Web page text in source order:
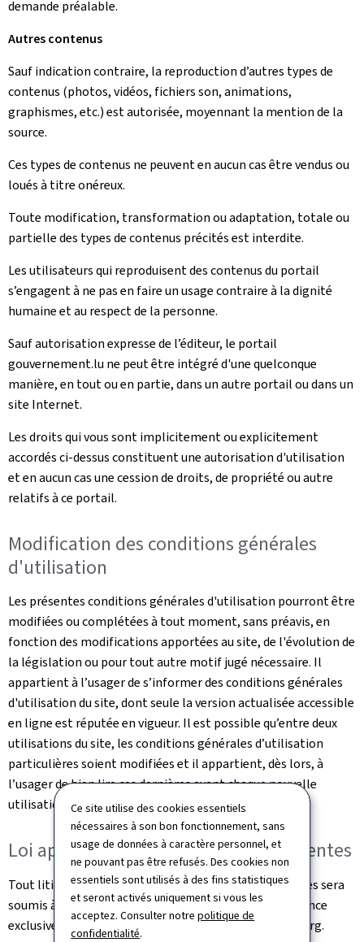
Ce site utilise des cookies essentiels
nécessaires à son bon fonctionnement, sans
usage de données à caractère personnel, et
ne pouvant pas être refusés. Des cookies non
essentiels sont utilisés à des fins statistiques
et seront activés uniquement si vous les
acceptez. Consulter notrepolitique de
confidentialité.
demande préalable.
Autres contenus
Sauf indication contraire, la reproduction d’autres types de
contenus (photos, vidéos, fichiers son, animations,
graphismes, etc.) est autorisée, moyennant la mention de la
source.
Ces types de contenus ne peuvent en aucun cas être vendus ou
loués à titre onéreux.
Toute modification, transformation ou adaptation, totale ou
partielle des types de contenus précités est interdite.
Les utilisateurs qui reproduisent des contenus du portail
s’engagent à ne pas en faire un usage contraire à la dignité
humaine et au respect de la personne.
Sauf autorisation expresse de l’éditeur, le portail
gouvernement.lu ne peut être intégré d'une quelconque
manière, en tout ou en partie, dans un autre portail ou dans un
site Internet.
Les droits qui vous sont implicitement ou explicitement
accordés ci-dessus constituent une autorisation d'utilisation
et en aucun cas une cession de droits, de propriété ou autre
relatifs à ce portail.
Modification des conditions générales
d'utilisation
Les présentes conditions générales d'utilisation pourront être
modifiées ou complétées à tout moment, sans préavis, en
fonction des modifications apportées au site, de l'évolution de
la législation ou pour tout autre motif jugé nécessaire. Il
appartient à l’usager de s’informer des conditions générales
d'utilisation du site, dont seule la version actualisée accessible
en ligne est réputée en vigueur. Il est possible qu’entre deux
utilisations du site, les conditions générales d’utilisation
particulières soient modifiées et il appartient, dès lors, à
l’usager de bien lire ces dernières avant chaque nouvelle
utilisation.
Loi applicable et juridictions compétentes
Tout litige relatif à l'utilisation de ce site et ses Services sera
soumis à la loi luxembourgeoise et sera de la compétence
exclusive des juridictions du Grand-Duché de Luxembourg.